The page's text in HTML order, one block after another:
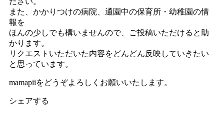
また、かかりつけの病院、通園中の保育所・幼稚園の情
報を
ほんの少しでも構いませんので、ご投稿いただけると助
かります。
リクエストいただいた内容をどんどん反映していきたい
と思っています。
mamapiiをどうぞよろしくお願いいたします。
シェアする